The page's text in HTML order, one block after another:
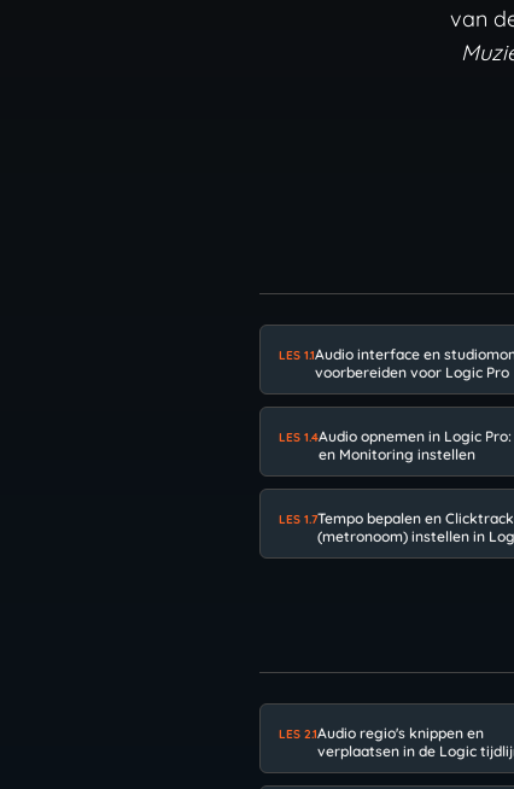
van
LES 1.1Audio interface en
voorbereiden voor Logic Pro
LES 1.4Audio opnemen in Logic
en Monitoring instellen
LES 1.7Tempo bepalen en Clicktrack
(metronoom) instellen in
LES 2.1Audio regio's knippen en
verplaatsen in de Logic